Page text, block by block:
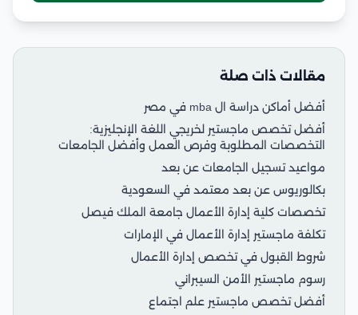
مقالات ذات صلة
أفضل أماكن دراسة ال mba في مصر
أفضل تخصص ماجستير لخريجي اللغة الإنجليزية:
التخصصات المطلوبة وفرص العمل وأفضل الجامعات
مواعيد تسجيل الجامعات عن بعد
بكالوريوس عن بعد معتمد في السعودية
تخصصات كلية إدارة الأعمال جامعة الملك فيصل
تكلفة ماجستير إدارة الأعمال في الإمارات
شروط القبول في تخصص إدارة الأعمال
رسوم ماجستير الأمن السيبراني
أفضل تخصص ماجستير علم اجتماع